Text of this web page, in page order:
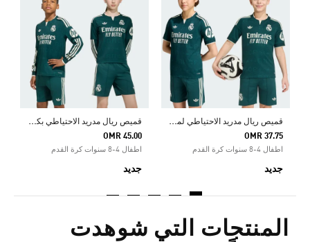
ق
ميص ريال مدريد الاحتياطي لموسم 26/27 للأطفال
OMR 37.75
اطفال 4-8 سنوات كرة القدم
جديد
ق
ميص ريال مدريد الاحتياطي بكم طويل للأطفال موسم 26/27
OMR 45.00
اطفال 4-8 سنوات كرة القدم
جديد
المنتجات التي شوهدت